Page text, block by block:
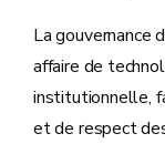
La gouvernance
affaire de
institutionnelle,
et de respect